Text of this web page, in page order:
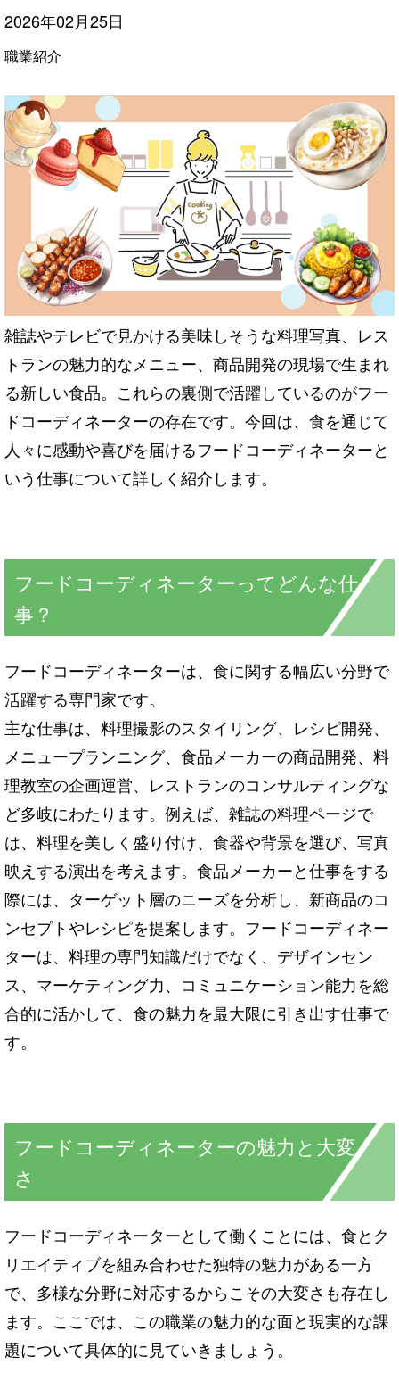
2026年02月25日
職業紹介
雑誌やテレビで見かける美味しそうな料理写真、レス
トランの魅力的なメニュー、商品開発の現場で生まれ
る新しい食品。これらの裏側で活躍しているのがフー
ドコーディネーターの存在です。今回は、食を通じて
人々に感動や喜びを届けるフードコーディネーターと
いう仕事について詳しく紹介します。
フードコーディネーターってどんな仕
事？
フードコーディネーターは、食に関する幅広い分野で
活躍する専門家です。
主な仕事は、料理撮影のスタイリング、レシピ開発、
メニュープランニング、食品メーカーの商品開発、料
理教室の企画運営、レストランのコンサルティングな
ど多岐にわたります。例えば、雑誌の料理ページで
は、料理を美しく盛り付け、食器や背景を選び、写真
映えする演出を考えます。食品メーカーと仕事をする
際には、ターゲット層のニーズを分析し、新商品のコ
ンセプトやレシピを提案します。フードコーディネー
ターは、料理の専門知識だけでなく、デザインセン
ス、マーケティング力、コミュニケーション能力を総
合的に活かして、食の魅力を最大限に引き出す仕事で
す。
フードコーディネーターの魅力と大変
さ
フードコーディネーターとして働くことには、食とク
リエイティブを組み合わせた独特の魅力がある一方
で、多様な分野に対応するからこその大変さも存在し
ます。ここでは、この職業の魅力的な面と現実的な課
題について具体的に見ていきましょう。